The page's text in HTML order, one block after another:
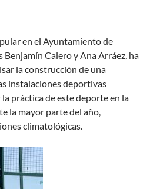
en el Ayuntamiento de
Benjamín Calero y Ana Arráez, ha
la construcción de una
instalaciones deportivas
práctica de este deporte en la
la mayor parte del año,
climatológicas.